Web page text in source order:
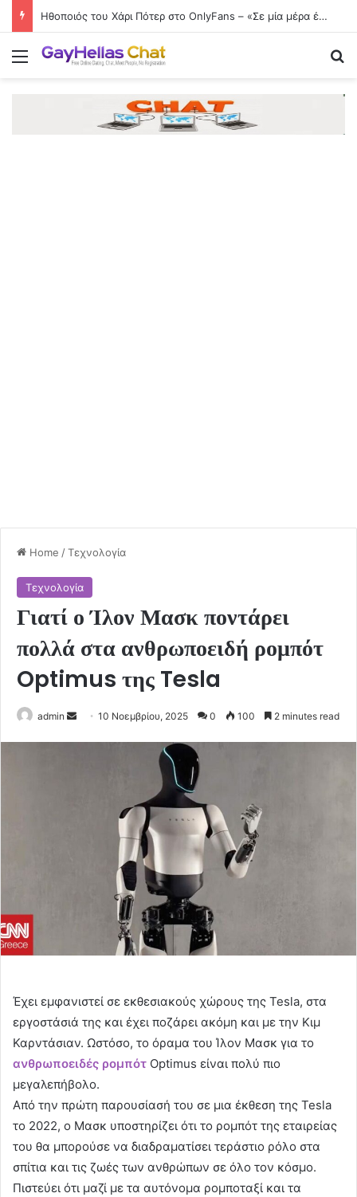
Ηθοποιός του Χάρι Πότερ στο OnlyFans – «Σε μία μέρα έβγαλα 17.500 ευρώ»
Menu
Home /Τεχνολογία
Τεχνολογία
Γιατί ο Ίλον Μασκ ποντάρει
πολλά στα ανθρωποειδή ρομπότ
Optimus της Tesla
admin
Send10 Νοεμβρίου, 2025 0 100 2 minutes read
Έχει εμφανιστεί σε εκθεσιακούς χώρους της Tesla, στα
εργοστάσιά της και έχει ποζάρει ακόμη και με την Κιμ
Καρντάσιαν. Ωστόσο, το όραμα του Ίλον Μασκ για το
ανθρωποειδές ρομπότ Optimus είναι πολύ πιο
μεγαλεπήβολο.
Από την πρώτη παρουσίασή του σε μια έκθεση της Tesla
το 2022, ο Μασκ υποστηρίζει ότι το ρομπότ της εταιρείας
του θα μπορούσε να διαδραματίσει τεράστιο ρόλο στα
σπίτια και τις ζωές των ανθρώπων σε όλο τον κόσμο.
Πιστεύει ότι μαζί με τα αυτόνομα ρομποταξί και τα